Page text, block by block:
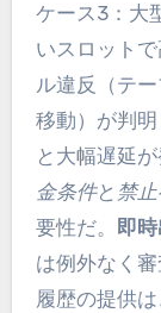
ケース3：大
いスロット
ル違反（テ
移動）が判
と大幅遅延
金条件と 禁
要性だ。 即
は例外なく
履歴の提供